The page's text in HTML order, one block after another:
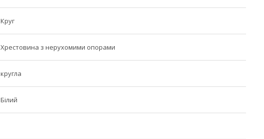
Круг
Хрестовина з нерухомими опорами
кругла
Білий